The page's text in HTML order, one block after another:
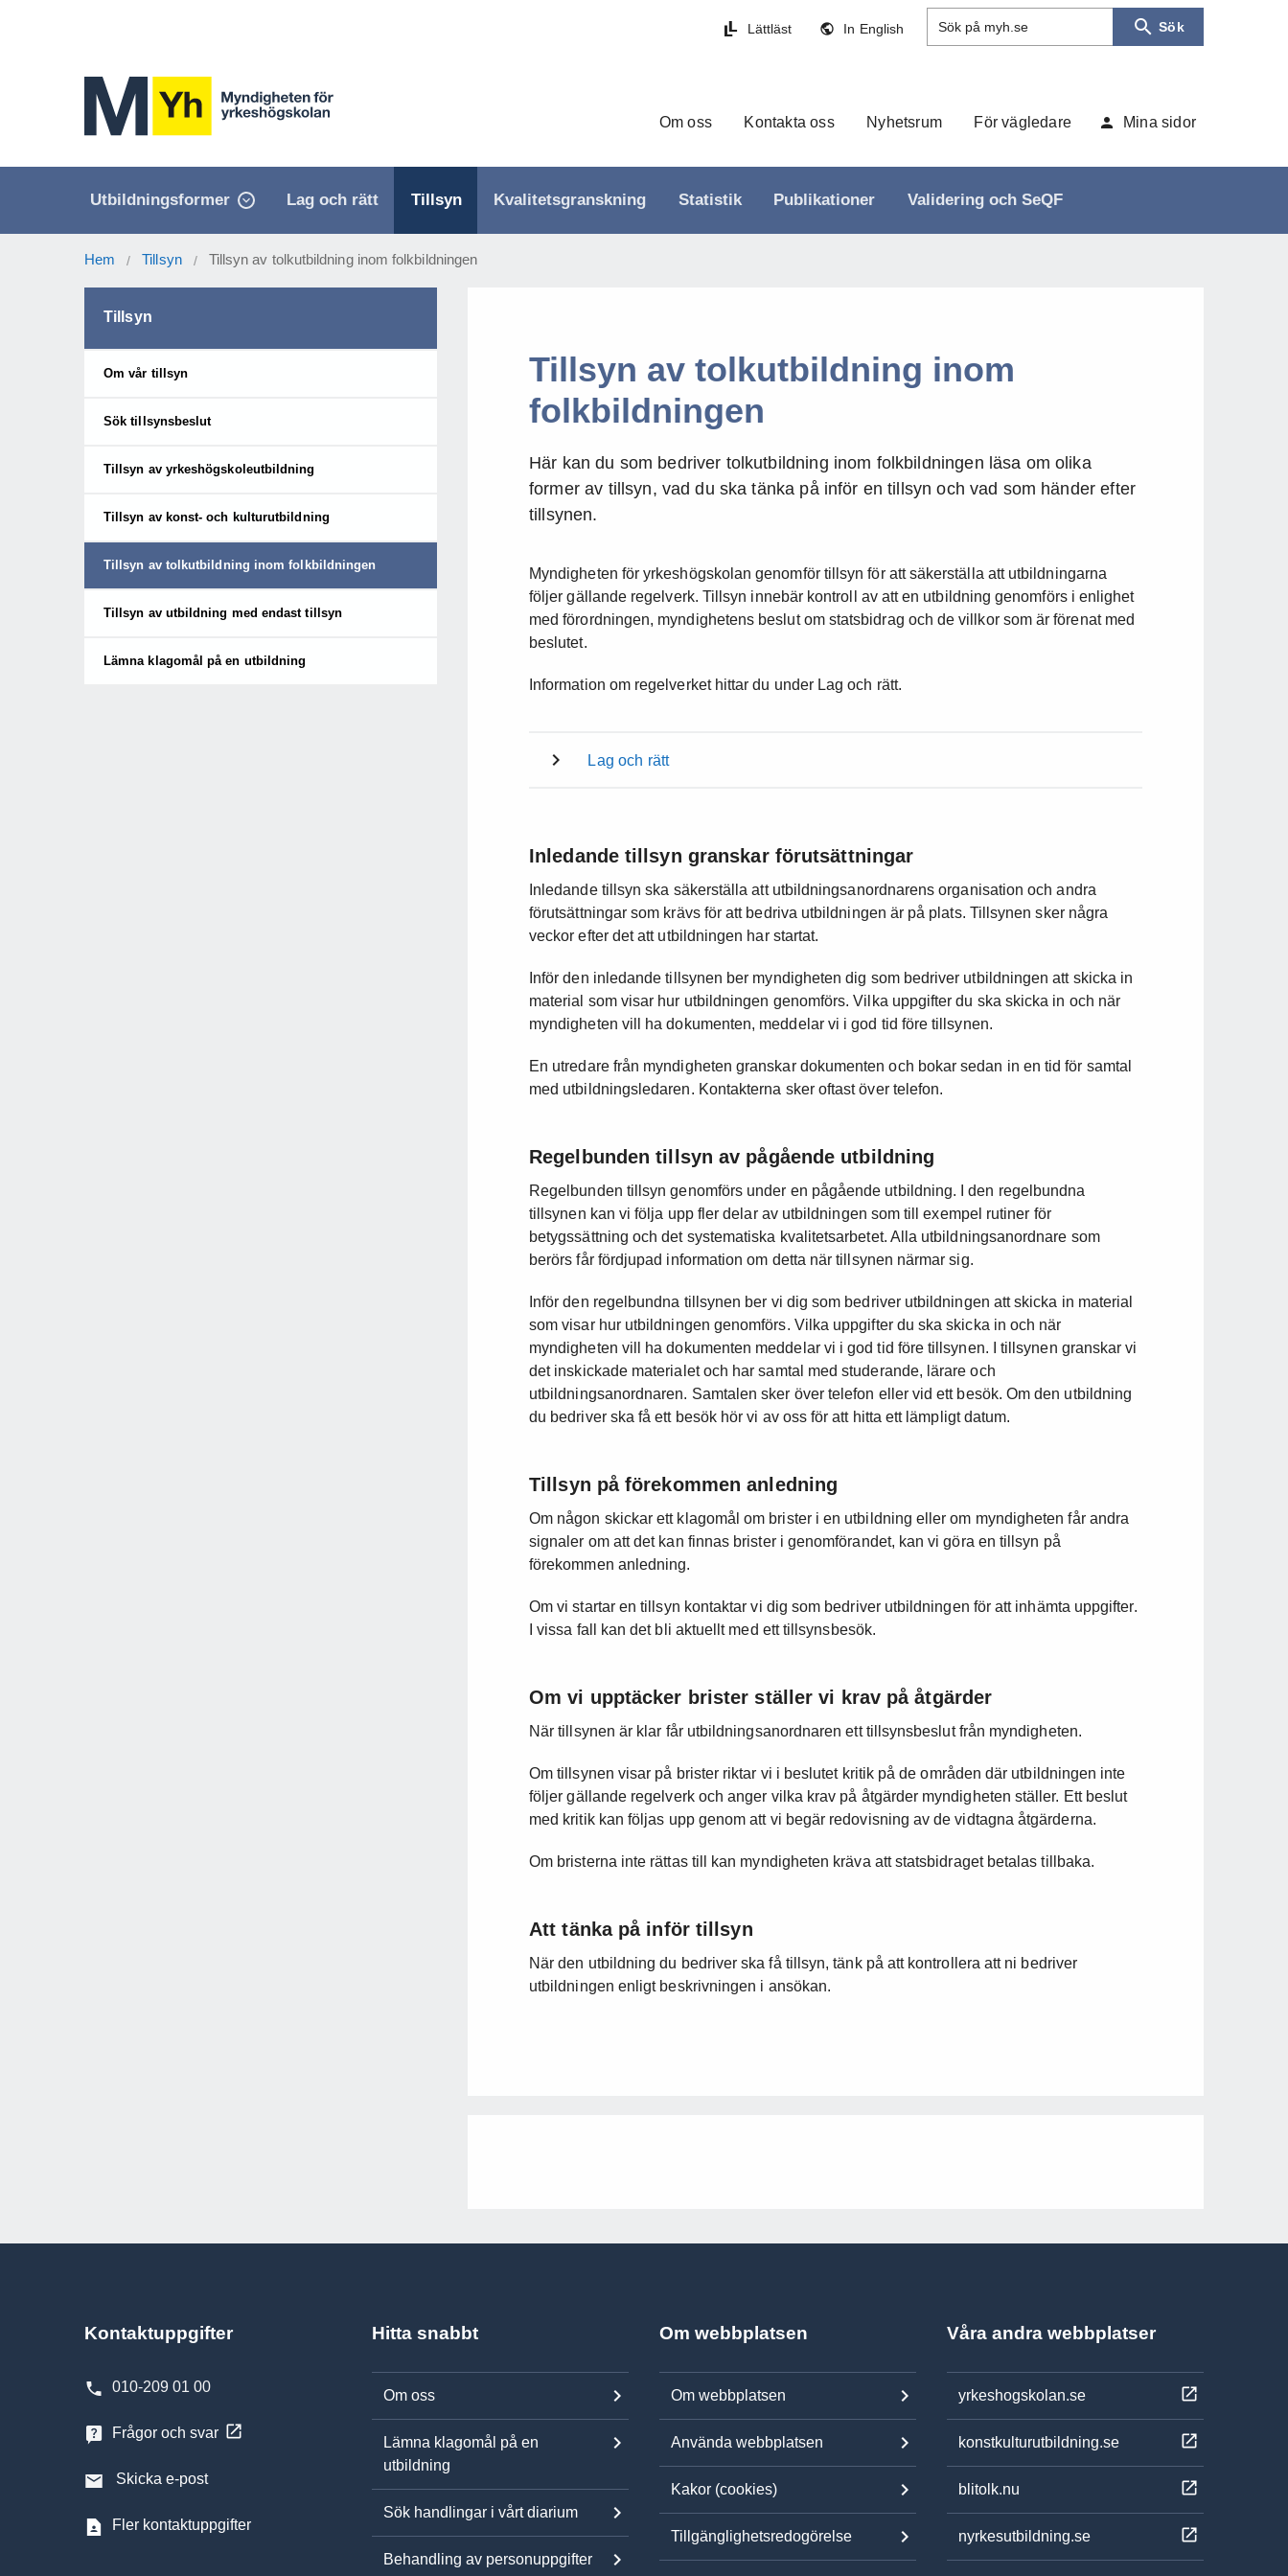
Lättläst In English Sök på myh.se Sök
Om oss Kontakta oss Nyhetsrum För vägledare Mina sidor
Utbildningsformer Lag och rätt Tillsyn Kvalitetsgranskning Statistik Publikationer Validering och SeQF
Hem / Tillsyn / Tillsyn av tolkutbildning inom folkbildningen
Tillsyn av tolkutbildning inom
folkbildningen
Här kan du som bedriver tolkutbildning inom folkbildningen läsa om olika
former av tillsyn, vad du ska tänka på inför en tillsyn och vad som händer efter
tillsynen.
Myndigheten för yrkeshögskolan genomför tillsyn för att säkerställa att utbildningarna
följer gällande regelverk. Tillsyn innebär kontroll av att en utbildning genomförs i enlighet
med förordningen, myndighetens beslut om statsbidrag och de villkor som är förenat med
beslutet.
Information om regelverket hittar du under Lag och rätt.
Lag och rätt
Inledande tillsyn granskar förutsättningar
Inledande tillsyn ska säkerställa att utbildningsanordnarens organisation och andra
förutsättningar som krävs för att bedriva utbildningen är på plats. Tillsynen sker några
veckor efter det att utbildningen har startat.
Inför den inledande tillsynen ber myndigheten dig som bedriver utbildningen att skicka in
material som visar hur utbildningen genomförs. Vilka uppgifter du ska skicka in och när
myndigheten vill ha dokumenten, meddelar vi i god tid före tillsynen.
En utredare från myndigheten granskar dokumenten och bokar sedan in en tid för samtal
med utbildningsledaren. Kontakterna sker oftast över telefon.
Regelbunden tillsyn av pågående utbildning
Regelbunden tillsyn genomförs under en pågående utbildning. I den regelbundna
tillsynen kan vi följa upp fler delar av utbildningen som till exempel rutiner för
betygssättning och det systematiska kvalitetsarbetet. Alla utbildningsanordnare som
berörs får fördjupad information om detta när tillsynen närmar sig.
Inför den regelbundna tillsynen ber vi dig som bedriver utbildningen att skicka in material
som visar hur utbildningen genomförs. Vilka uppgifter du ska skicka in och när
myndigheten vill ha dokumenten meddelar vi i god tid före tillsynen. I tillsynen granskar vi
det inskickade materialet och har samtal med studerande, lärare och
utbildningsanordnaren. Samtalen sker över telefon eller vid ett besök. Om den utbildning
du bedriver ska få ett besök hör vi av oss för att hitta ett lämpligt datum.
Tillsyn på förekommen anledning
Om någon skickar ett klagomål om brister i en utbildning eller om myndigheten får andra
signaler om att det kan finnas brister i genomförandet, kan vi göra en tillsyn på
förekommen anledning.
Om vi startar en tillsyn kontaktar vi dig som bedriver utbildningen för att inhämta uppgifter.
I vissa fall kan det bli aktuellt med ett tillsynsbesök.
Om vi upptäcker brister ställer vi krav på åtgärder
När tillsynen är klar får utbildningsanordnaren ett tillsynsbeslut från myndigheten.
Om tillsynen visar på brister riktar vi i beslutet kritik på de områden där utbildningen inte
följer gällande regelverk och anger vilka krav på åtgärder myndigheten ställer. Ett beslut
med kritik kan följas upp genom att vi begär redovisning av de vidtagna åtgärderna.
Om bristerna inte rättas till kan myndigheten kräva att statsbidraget betalas tillbaka.
Att tänka på inför tillsyn
När den utbildning du bedriver ska få tillsyn, tänk på att kontrollera att ni bedriver
utbildningen enligt beskrivningen i ansökan.
Tillsyn
Om vår tillsyn
Sök tillsynsbeslut
Tillsyn av yrkeshögskoleutbildning
Tillsyn av konst- och kulturutbildning
Tillsyn av tolkutbildning inom folkbildningen
Tillsyn av utbildning med endast tillsyn
Lämna klagomål på en utbildning
Kontaktuppgifter
010-209 01 00
Frågor och svar
Skicka e-post
Fler kontaktuppgifter
Hitta snabbt
Om oss
Lämna klagomål på en
utbildning
Sök handlingar i vårt diarium
Behandling av personuppgifter
Om webbplatsen
Om webbplatsen
Använda webbplatsen
Kakor (cookies)
Tillgänglighetsredogörelse
Våra andra webbplatser
yrkeshogskolan.se
konstkulturutbildning.se
blitolk.nu
nyrkesutbildning.se